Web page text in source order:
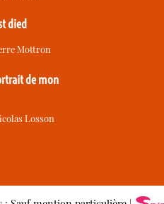
died
Mottron
de mon
Losson